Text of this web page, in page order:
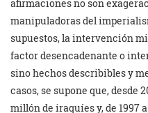
afirmaciones no son
manipuladoras del
supuestos, la intervención
factor desencadenante o
sino hechos describibles y
casos, se supone que, desde
millón de iraquíes y, de 1997